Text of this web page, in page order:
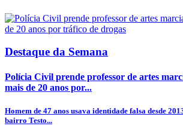
Destaque da Semana
Polícia Civil prende professor de artes
mais de 20 anos por...
Homem de 47 anos usava identidade falsa desde
bairro Testo...